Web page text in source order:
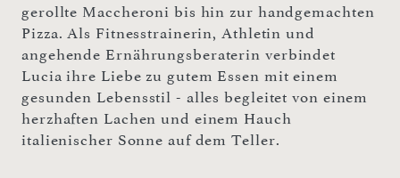
gerollte Maccheroni bis hin zur handgemachten
Pizza. Als Fitnesstrainerin, Athletin und
angehende Ernährungsberaterin verbindet
Lucia ihre Liebe zu gutem Essen mit einem
gesunden Lebensstil - alles begleitet von einem
herzhaften Lachen und einem Hauch
italienischer Sonne auf dem Teller.